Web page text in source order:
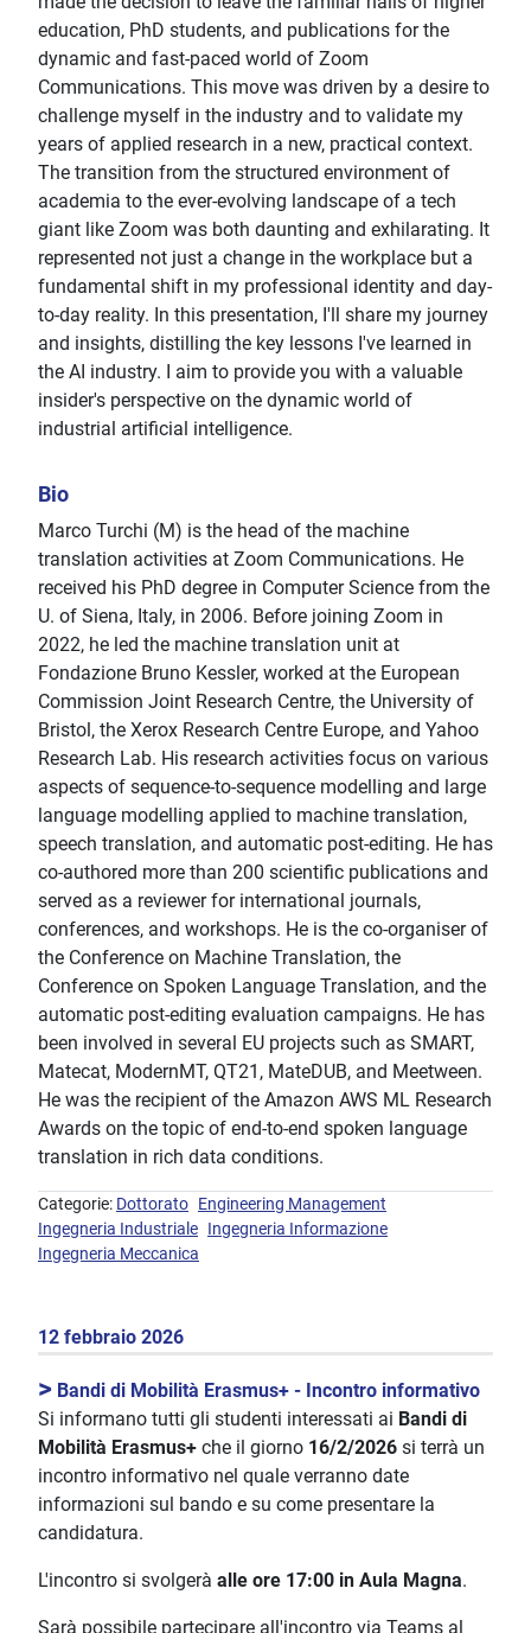
education, PhD students, and publications for the
dynamic and fast-paced world of Zoom
Communications. This move was driven by a desire to
challenge myself in the industry and to validate my
years of applied research in a new, practical context.
The transition from the structured environment of
academia to the ever-evolving landscape of a tech
giant like Zoom was both daunting and exhilarating. It
represented not just a change in the workplace but a
fundamental shift in my professional identity and day-
to-day reality. In this presentation, I'll share my journey
and insights, distilling the key lessons I've learned in
the AI industry. I aim to provide you with a valuable
insider's perspective on the dynamic world of
industrial artificial intelligence.
Bio
Marco Turchi (M) is the head of the machine
translation activities at Zoom Communications. He
received his PhD degree in Computer Science from the
U. of Siena, Italy, in 2006. Before joining Zoom in
2022, he led the machine translation unit at
Fondazione Bruno Kessler, worked at the European
Commission Joint Research Centre, the University of
Bristol, the Xerox Research Centre Europe, and Yahoo
Research Lab. His research activities focus on various
aspects of sequence-to-sequence modelling and large
language modelling applied to machine translation,
speech translation, and automatic post-editing. He has
co-authored more than 200 scientific publications and
served as a reviewer for international journals,
conferences, and workshops. He is the co-organiser of
the Conference on Machine Translation, the
Conference on Spoken Language Translation, and the
automatic post-editing evaluation campaigns. He has
been involved in several EU projects such as SMART,
Matecat, ModernMT, QT21, MateDUB, and Meetween.
He was the recipient of the Amazon AWS ML Research
Awards on the topic of end-to-end spoken language
translation in rich data conditions.
Categorie: Dottorato Engineering Management
Ingegneria Industriale Ingegneria Informazione
Ingegneria Meccanica
12 febbraio 2026
> Bandi di Mobilità Erasmus+ - Incontro informativo
Si informano tutti gli studenti interessati ai Bandi di
Mobilità Erasmus+ che il giorno 16/2/2026 si terrà un
incontro informativo nel quale verranno date
informazioni sul bando e su come presentare la
candidatura.
L'incontro si svolgerà alle ore 17:00 in Aula Magna.
Sarà possibile partecipare all'incontro via Teams al